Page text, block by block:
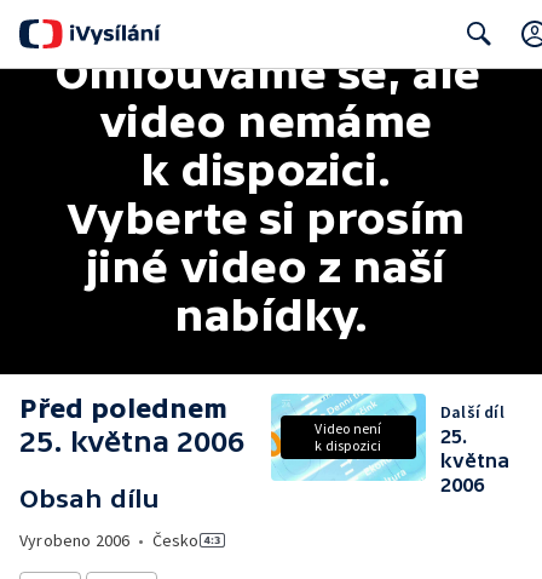
Search
Omlouváme se, ale
video nemáme
k dispozici.
Vyberte si prosím
jiné video z naší
nabídky.
Před polednem
25. května 2006
Obsah dílu
Vyrobeno 2006 • Česko
Video není
k dispozici
Další díl
25.
května
2006